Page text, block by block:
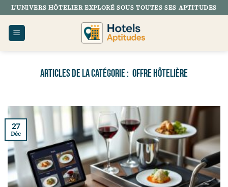
Passer
au
contenu
L’UNIVERS HÔTELIER EXPLORÉ SOUS TOUTES SES APTITUDES
OFFRE HÔTELIÈRE
27
Déc